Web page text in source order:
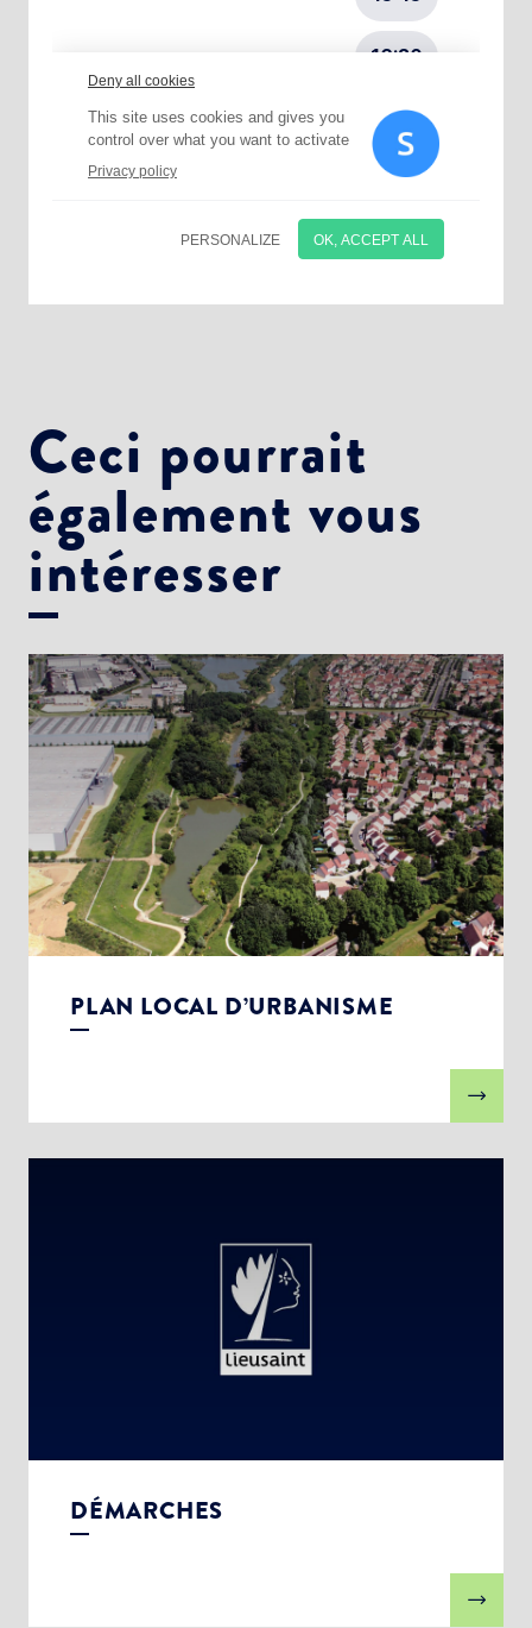
Ceci pourrait
également vous
intéresser
PLAN LOCAL D’URBANISME
DÉMARCHES
Choisissez votre abonnement :
Alertes Mail
Newsletter Culture
Newsletter Sport et Vie associative